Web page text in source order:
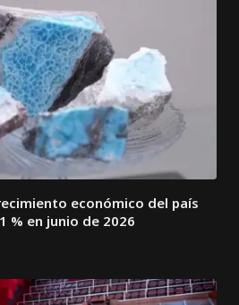
económico del país
% en junio de 2026